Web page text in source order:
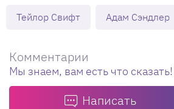
Тейлор Свифт Адам Сэндлер
Комментарии
Мы знаем, вам есть что сказать!
Написать